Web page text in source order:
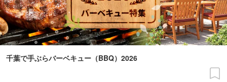
千葉で手ぶらバーベキュー（BBQ）2026